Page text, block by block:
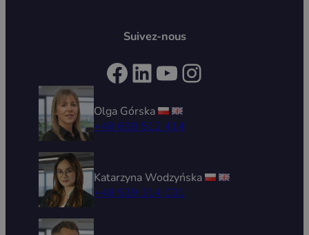
Suivez-nous
Facebook LinkedIn YouTube Instagram
Olga Górska
+48 690 512 414
Katarzyna Wodzyńska
+48 539 314 031